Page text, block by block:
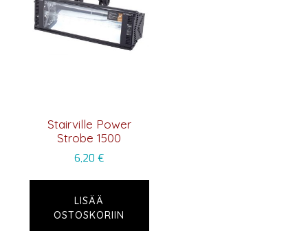
Stairville Power
Strobe 1500
6,20€
LISÄÄ
OSTOSKORIIN